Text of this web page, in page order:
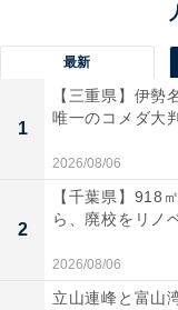
模型メーカーから奉納さ
ここでぜひ見てほ
は静岡市はプラモ
で「模型の世界首
静岡市の会社です
古くは江戸時代に
に、全国から腕の
最新
1
【三重県】伊勢
唯一のコメダ大
2026/08/06
2
【千葉県】918
ら、廃校をリノ
2026/08/06
立山連峰と富山